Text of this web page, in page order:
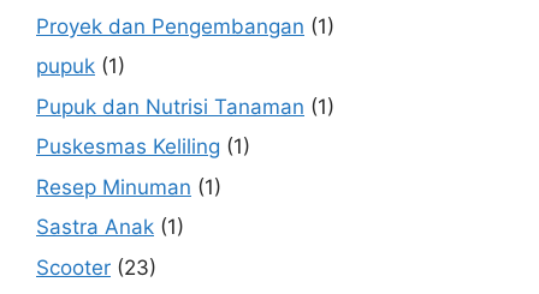
Proyek dan Pengembangan (1)
pupuk (1)
Pupuk dan Nutrisi Tanaman (1)
Puskesmas Keliling (1)
Resep Minuman (1)
Sastra Anak (1)
Scooter (23)